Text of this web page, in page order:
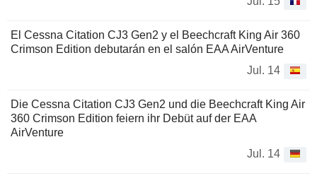
El Cessna Citation CJ3 Gen2 y el Beechcraft King Air 360
Crimson Edition debutarán en el salón EAA AirVenture
Jul. 14
Die Cessna Citation CJ3 Gen2 und die Beechcraft King Air
360 Crimson Edition feiern ihr Debüt auf der EAA
AirVenture
Jul. 14